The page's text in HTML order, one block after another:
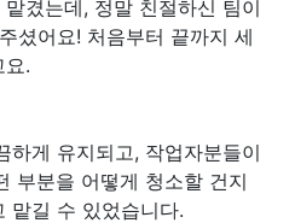
겼는데, 정말 친절하신 팀이
셨어요! 처음부터 끝까지 세
요.
하게 유지되고, 작업자분들이
부분을 어떻게 청소할 건지
맡길 수 있었습니다.